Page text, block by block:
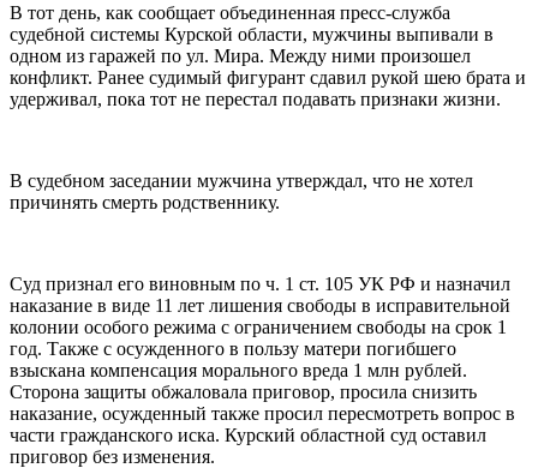
В тот день, как сообщает объединенная пресс-служба
судебной системы Курской области, мужчины выпивали в
одном из гаражей по ул. Мира. Между ними произошел
конфликт. Ранее судимый фигурант сдавил рукой шею брата и
удерживал, пока тот не перестал подавать признаки жизни.
В судебном заседании мужчина утверждал, что не хотел
причинять смерть родственнику.
Суд признал его виновным по ч. 1 ст. 105 УК РФ и назначил
наказание в виде 11 лет лишения свободы в исправительной
колонии особого режима с ограничением свободы на срок 1
год. Также с осужденного в пользу матери погибшего
взыскана компенсация морального вреда 1 млн рублей.
Сторона защиты обжаловала приговор, просила снизить
наказание, осужденный также просил пересмотреть вопрос в
части гражданского иска. Курский областной суд оставил
приговор без изменения.